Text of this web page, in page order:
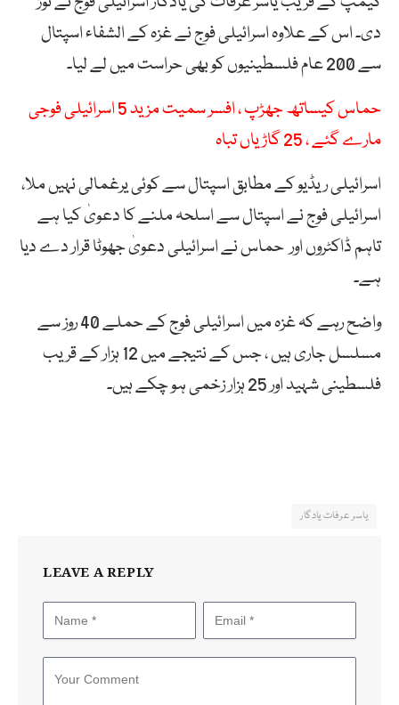
دی۔ اس کے علاوہ اسرائیلی فوج نے غزہ کے الشفاء اسپتال
سے 200 عام فلسطینیوں کو بھی حراست میں لے لیا۔
حماس کیساتھ جھڑپ ، افسر سمیت مزید 5 اسرائیلی فوجی
مارے گئے ، 25 گاڑیاں تباہ
اسرائیلی ریڈیو کے مطابق اسپتال سے کوئی یرغمالی نہیں ملا،
اسرائیلی فوج نے اسپتال سے اسلحہ ملنے کا دعویٰ کیا ہے
تاہم ڈاکٹروں اور حماس نے اسرائیلی دعویٰ جھوٹا قرار دے دیا
ہے۔
واضح رہے کہ غزہ میں اسرائیلی فوج کے حملے 40 روز سے
مسلسل جاری ہیں ، جس کے نتیجے میں 12 ہزار کے قریب
فلسطینی شہید اور 25 ہزار زخمی ہو چکے ہیں۔
یاسر عرفات یادگار
LEAVE A REPLY